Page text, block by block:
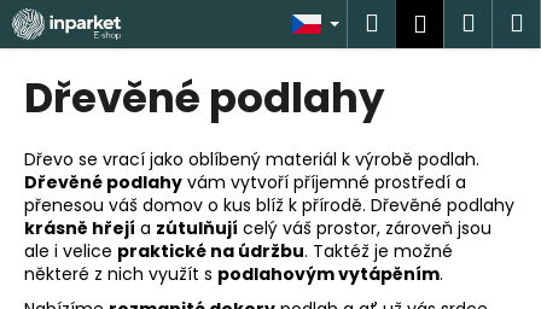
Přejít
na
obsah
Hledat
Dřevěné podlahy
Dřevo se vrací jako oblíbený materiál k výrobě podlah.
Dřevěné podlahy vám vytvoří příjemné prostředí a
přenesou váš domov o kus blíž k přírodě. Dřevěné podlahy
krásně hřejí a zútulňují celý váš prostor, zároveň jsou
ale i velice praktické na údržbu. Taktéž je možné
některé z nich využít s podlahovým vytápěním.
K
o
o
p
o
t
ř